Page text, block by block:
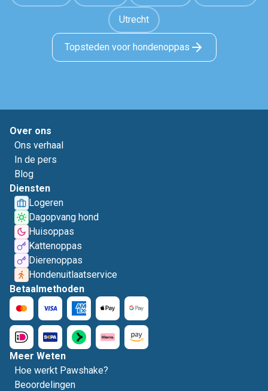
Utrecht
Topsteden voor hondenoppas
Over ons
Ons verhaal
In de pers
Blog
Diensten
Logeren
Dagopvang hond
Huisoppas
Kattenoppas
Dierenoppas
Hondenuitlaatservice
Betaalmethoden
Meer Weten
Hoe werkt Pawshake?
Beoordelingen